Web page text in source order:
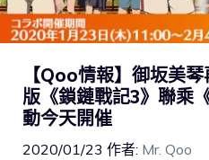
【Qoo情報】御坂美
版《鎖鏈戰記3》聯乘
動今天開催
2020/01/23 作者: Mr. Qoo